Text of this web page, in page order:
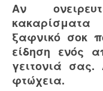
Αν
ξαφνικό σοκ
είδηση ενός
γειτονιά
φτώχεια.